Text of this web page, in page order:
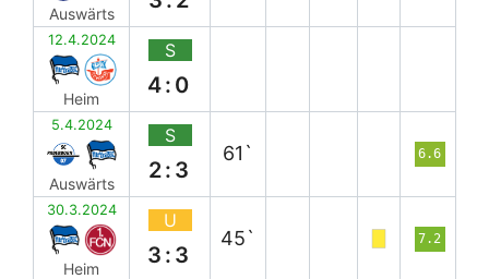
Auswärts
12.4.2024
Heim
S
4:0
5.4.2024
Auswärts
S
2:3
61` 6.6
30.3.2024
Heim
U
3:3
45` 7.2